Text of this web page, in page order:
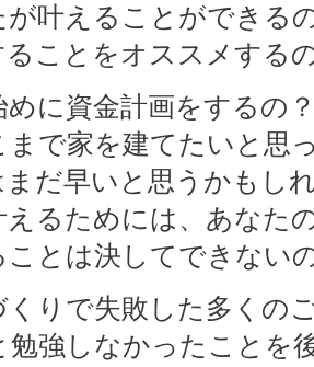
が叶えることができる
ることをオススメする
めに資金計画をするの
まで家を建てたいと思
まだ早いと思うかもし
えるためには、あなた
ことは決してできない
くりで失敗した多くの
勉強しなかったことを